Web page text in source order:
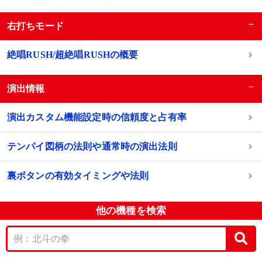
右打ちモード −
絶唱RUSH/超絶唱RUSHの概要
演出情報 −
演出カスタム機能設定時の信頼度と占有率
テンパイ図柄の法則や通常時の演出法則
裏ボタンの有効タイミングや法則
他の機種を検索